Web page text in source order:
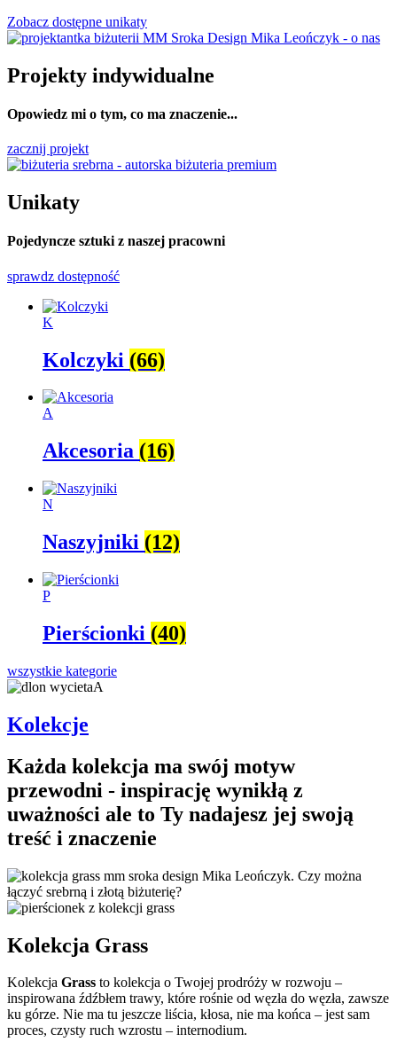
Zobacz dostępne unikaty
Projekty indywidualne
Opowiedz mi o tym, co ma znaczenie...
zacznij projekt
Unikaty
Pojedyncze sztuki z naszej pracowni
sprawdz dostępność
K
Kolczyki (66)
A
Akcesoria (16)
N
Naszyjniki (12)
P
Pierścionki (40)
wszystkie kategorie
Kolekcje
Każda kolekcja ma swój motyw
przewodni - inspirację wynikłą z
uważności ale to Ty nadajesz jej swoją
treść i znaczenie
Kolekcja Grass
Kolekcja Grass to kolekcja o Twojej prodróży w rozwoju –
inspirowana źdźbłem trawy, które rośnie od węzła do węzła, zawsze
ku górze. Nie ma tu jeszcze liścia, kłosa, nie ma końca – jest sam
proces, czysty ruch wzrostu – internodium.